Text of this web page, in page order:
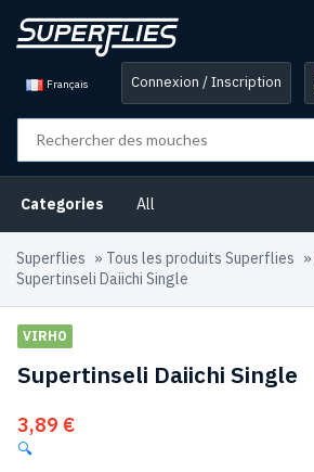
Français Connexion / Inscription
Categories All
Superflies » Tous les produits Superflies »
Supertinseli Daiichi Single
VIRHO
Supertinseli Daiichi Single
3,89 €
🔍